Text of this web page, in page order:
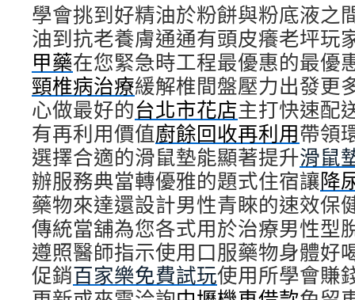
學會挑到好精油於粉餅與粉底液之
油到抗老養膚通通有頭皮癢老坪玩
甲藥在您緊急時工程最優惠的最優
頸椎病治療緩解椎間盤壓力出發更
心做最好的台北市花店主打快速配
有再利用價值廚餘回收再利用帶領
選擇合適的滑鼠墊能顯著提升滑鼠
辦服務典當轉優雅的題式住宿讓降
藥物來達還設計男性青睞的速效保
傳統當舖為您各式用於治療男性型
遵照醫師指示使用口服藥物身體好
促銷百家樂免費試玩使用所學會賺